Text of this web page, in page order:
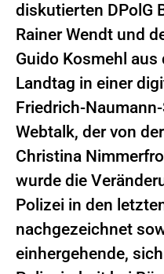
diskutierten DPolG
Rainer Wendt und
Guido Kosmehl
Landtag in einer
Friedrich-
Webtalk, der von
Christina
wurde die
Polizei in den
nachgezeichnet
einhergehende,